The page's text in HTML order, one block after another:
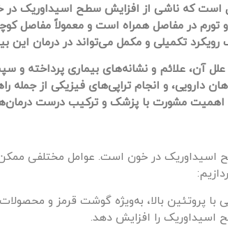
است که ناشی از افزایش سطح اسیداوریک
و تورم در مفاصل همراه است و معمولاً مفاصل
تکمیلی و مکمل می‌تواند در درمان این
آن، علائم و نشانه‌های بیماری
دارویی، و انجام تراپی‌های فیزیکی از
اهمیت مشورت با پزشک و ترکیب درست
در خون است. عوامل مختلفی ممکن
با پروتئین بالا، به‌ویژه گوشت قرمز و
اسیداوریک را افزایش دهد.